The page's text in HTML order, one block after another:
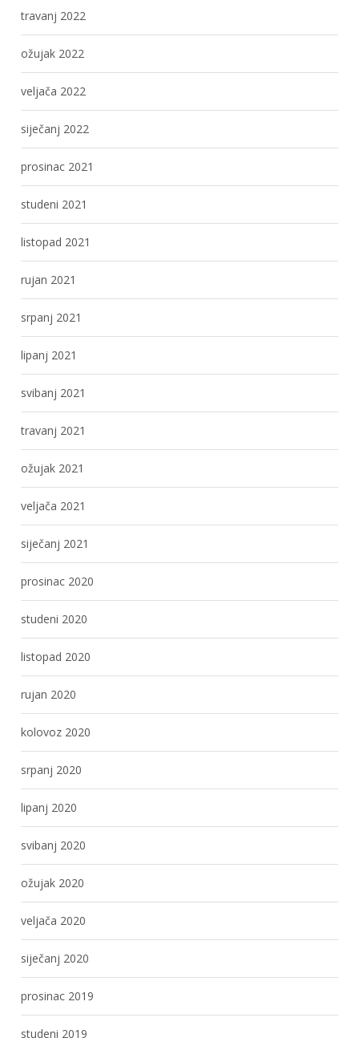
travanj 2022
ožujak 2022
veljača 2022
siječanj 2022
prosinac 2021
studeni 2021
listopad 2021
rujan 2021
srpanj 2021
lipanj 2021
svibanj 2021
travanj 2021
ožujak 2021
veljača 2021
siječanj 2021
prosinac 2020
studeni 2020
listopad 2020
rujan 2020
kolovoz 2020
srpanj 2020
lipanj 2020
svibanj 2020
ožujak 2020
veljača 2020
siječanj 2020
prosinac 2019
studeni 2019